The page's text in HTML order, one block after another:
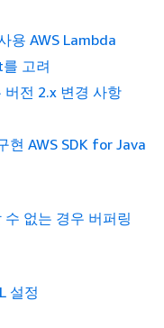
용 AWS Lambda
고려
전 2.x 변경 사항
AWS SDK for Java
없는 경우 버퍼링
설정